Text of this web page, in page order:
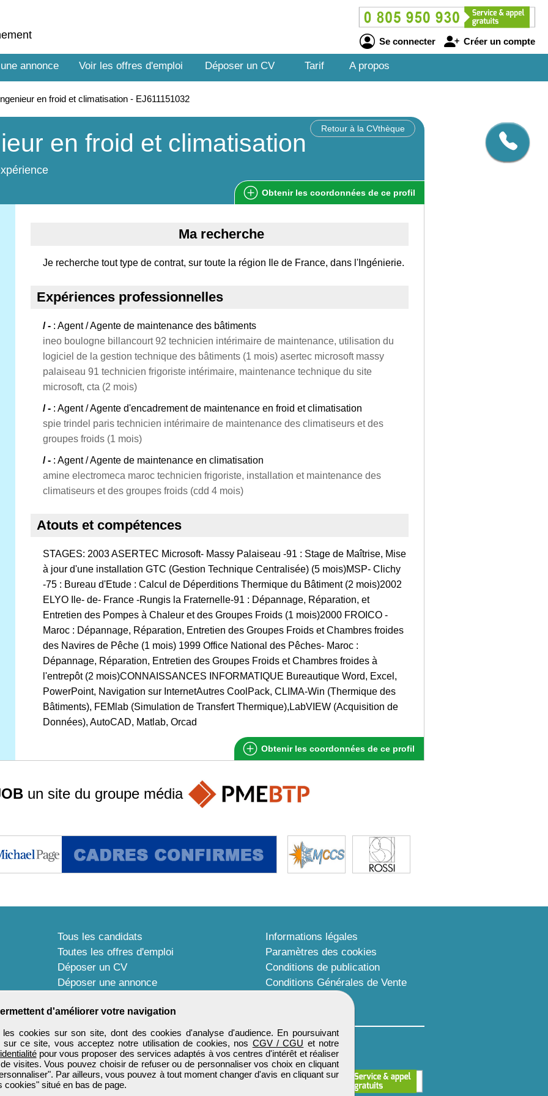
Se connecter Créer un compte
annonce Voir les offres d'emploi Déposer un CV Tarif A propos
en froid et climatisation - EJ611151032
Retour à la CVthèque
en froid et climatisation
Obtenir les coordonnées de ce profil
Ma recherche
Je recherche tout type de contrat, sur toute la région Ile de France, dans l'Ingénierie.
Expériences professionnelles
/ - : Agent / Agente de maintenance des bâtiments
ineo boulogne billancourt 92 technicien intérimaire de maintenance, utilisation du
logiciel de la gestion technique des bâtiments (1 mois) asertec microsoft massy
palaiseau 91 technicien frigoriste intérimaire, maintenance technique du site
microsoft, cta (2 mois)
/ - : Agent / Agente d'encadrement de maintenance en froid et climatisation
spie trindel paris technicien intérimaire de maintenance des climatiseurs et des
groupes froids (1 mois)
/ - : Agent / Agente de maintenance en climatisation
amine electromeca maroc technicien frigoriste, installation et maintenance des
climatiseurs et des groupes froids (cdd 4 mois)
Atouts et compétences
STAGES: 2003 ASERTEC Microsoft- Massy Palaiseau -91 : Stage de Maîtrise, Mise
à jour d'une installation GTC (Gestion Technique Centralisée) (5 mois)MSP- Clichy
-75 : Bureau d'Etude : Calcul de Déperditions Thermique du Bâtiment (2 mois)2002
ELYO Ile- de- France -Rungis la Fraternelle-91 : Dépannage, Réparation, et
Entretien des Pompes à Chaleur et des Groupes Froids (1 mois)2000 FROICO -
Maroc : Dépannage, Réparation, Entretien des Groupes Froids et Chambres froides
des Navires de Pêche (1 mois) 1999 Office National des Pêches- Maroc :
Dépannage, Réparation, Entretien des Groupes Froids et Chambres froides à
l'entrepôt (2 mois)CONNAISSANCES INFORMATIQUE Bureautique Word, Excel,
PowerPoint, Navigation sur InternetAutres CoolPack, CLIMA-Win (Thermique des
Bâtiments), FEMlab (Simulation de Transfert Thermique),LabVIEW (Acquisition de
Données), AutoCAD, Matlab, Orcad
Obtenir les coordonnées de ce profil
d'améliorer votre navigation
cookies sur son site, dont des cookies d'analyse d'audience. En poursuivant
sur ce site, vous acceptez notre utilisation de cookies, nos CGV / CGU et notre
pour vous proposer des services adaptés à vos centres d'intérêt et réaliser
visites. Vous pouvez choisir de refuser ou de personnaliser vos choix en cliquant
Par ailleurs, vous pouvez à tout moment changer d'avis en cliquant sur
cookies" situé en bas de page.
un site du groupe média
Tous les candidats
Toutes les offres d'emploi
Déposer un CV
Déposer une annonce
Informations légales
Paramètres des cookies
Conditions de publication
Conditions Générales de Vente